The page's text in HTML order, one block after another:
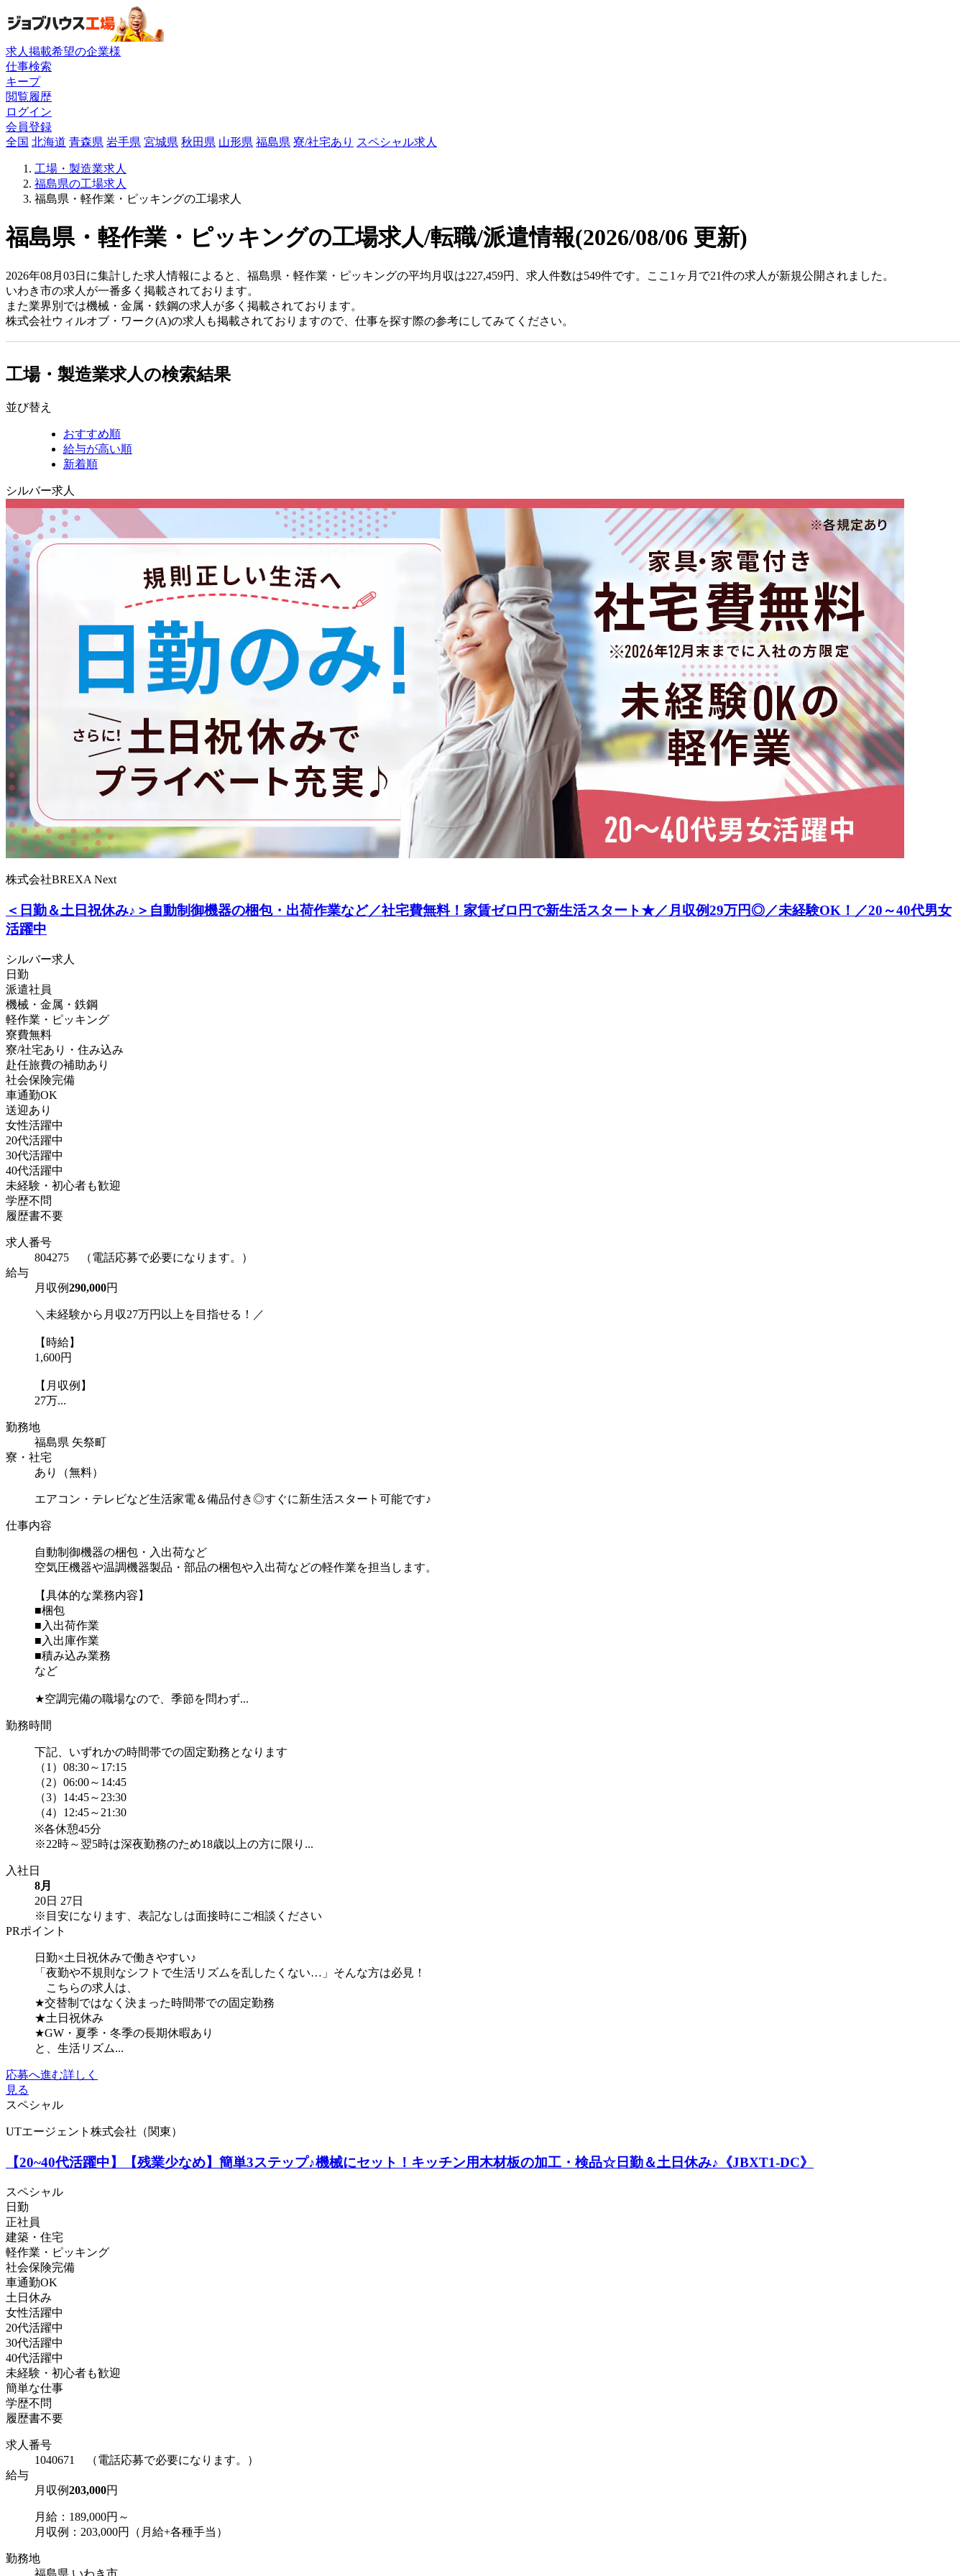
求人掲載希望の企業様
仕事検索
キープ
閲覧履歴
ログイン
会員登録
全国 北海道 青森県 岩手県 宮城県 秋田県 山形県 福島県 寮/社宅あり スペシャル求人
工場・製造業求人
福島県の工場求人
福島県・軽作業・ピッキングの工場求人
福島県・軽作業・ピッキングの工場求人/転職/派遣情報(2026/08/06 更新)
2026年08月03日に集計した求人情報によると、福島県・軽作業・ピッキングの平均月収は227,459円、求人件数は549件です。ここ1ヶ月で21件の求人が新規公開されました。
いわき市の求人が一番多く掲載されております。
また業界別では機械・金属・鉄鋼の求人が多く掲載されております。
株式会社ウィルオブ・ワーク(A)の求人も掲載されておりますので、仕事を探す際の参考にしてみてください。
工場・製造業求人の検索結果
並び替え
おすすめ順
給与が高い順
新着順
シルバー求人
株式会社BREXA Next
＜日勤＆土日祝休み♪＞自動制御機器の梱包・出荷作業など／社宅費無料！家賃ゼロ円で新生活スタート★／月収例29万円◎／未経験OK！／20～40代男女
活躍中
シルバー求人
日勤
派遣社員
機械・金属・鉄鋼
軽作業・ピッキング
寮費無料
寮/社宅あり・住み込み
赴任旅費の補助あり
社会保険完備
車通勤OK
送迎あり
女性活躍中
20代活躍中
30代活躍中
40代活躍中
未経験・初心者も歓迎
学歴不問
履歴書不要
求人番号
804275 （電話応募で必要になります。）
給与
月収例290,000円
＼未経験から月収27万円以上を目指せる！／
【時給】
1,600円
【月収例】
27万...
勤務地
福島県 矢祭町
寮・社宅
あり（無料）
エアコン・テレビなど生活家電＆備品付き◎すぐに新生活スタート可能です♪
仕事内容
自動制御機器の梱包・入出荷など
空気圧機器や温調機器製品・部品の梱包や入出荷などの軽作業を担当します。
【具体的な業務内容】
■梱包
■入出荷作業
■入出庫作業
■積み込み業務
など
★空調完備の職場なので、季節を問わず...
勤務時間
下記、いずれかの時間帯での固定勤務となります
（1）08:30～17:15
（2）06:00～14:45
（3）14:45～23:30
（4）12:45～21:30
※各休憩45分
※22時～翌5時は深夜勤務のため18歳以上の方に限り...
入社日
8月
20日 27日
※目安になります、表記なしは面接時にご相談ください
PRポイント
日勤×土日祝休みで働きやすい♪
「夜勤や不規則なシフトで生活リズムを乱したくない…」そんな方は必見！
こちらの求人は、
★交替制ではなく決まった時間帯での固定勤務
★土日祝休み
★GW・夏季・冬季の長期休暇あり
と、生活リズム...
応募へ進む詳しく
見る
スペシャル
UTエージェント株式会社（関東）
【20~40代活躍中】【残業少なめ】簡単3ステップ♪機械にセット！キッチン用木材板の加工・検品☆日勤＆土日休み♪《JBXT1-DC》
スペシャル
日勤
正社員
建築・住宅
軽作業・ピッキング
社会保険完備
車通勤OK
土日休み
女性活躍中
20代活躍中
30代活躍中
40代活躍中
未経験・初心者も歓迎
簡単な仕事
学歴不問
履歴書不要
求人番号
1040671 （電話応募で必要になります。）
給与
月収例203,000円
月給：189,000円～
月収例：203,000円（月給+各種手当）
勤務地